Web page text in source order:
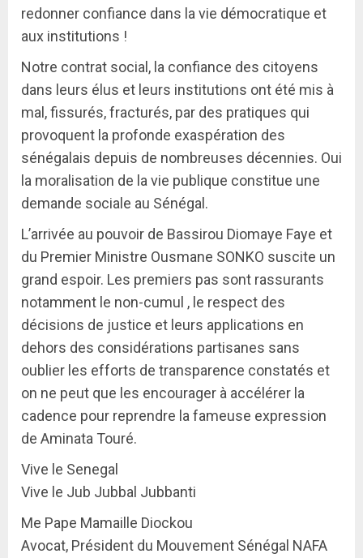
redonner confiance dans la vie démocratique et
aux institutions !
Notre contrat social, la confiance des citoyens
dans leurs élus et leurs institutions ont été mis à
mal, fissurés, fracturés, par des pratiques qui
provoquent la profonde exaspération des
sénégalais depuis de nombreuses décennies. Oui
la moralisation de la vie publique constitue une
demande sociale au Sénégal.
L’arrivée au pouvoir de Bassirou Diomaye Faye et
du Premier Ministre Ousmane SONKO suscite un
grand espoir. Les premiers pas sont rassurants
notamment le non-cumul , le respect des
décisions de justice et leurs applications en
dehors des considérations partisanes sans
oublier les efforts de transparence constatés et
on ne peut que les encourager à accélérer la
cadence pour reprendre la fameuse expression
de Aminata Touré.
Vive le Senegal
Vive le Jub Jubbal Jubbanti
Me Pape Mamaille Diockou
Avocat, Président du Mouvement Sénégal NAFA